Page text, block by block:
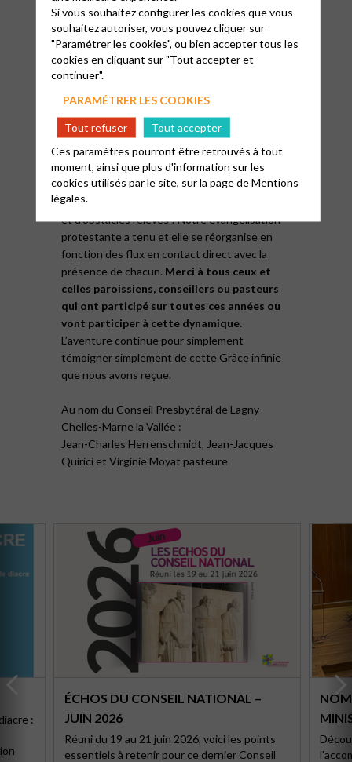
cultes existants) en s’axant surla Formation
Interreligieuse.
Cela porte aujourd’hui àl’espérance et nous
confronte à un défi social qui peut toucher toute
personne (santé, vie de l’entreprise, emploi,
perte de repère…). Nos lieux doivent être
susceptibles de les accueillir pour leur
redonner du sens et pas seulement le
dimanche.
Depuis cette halte de nos deux péniches à
Lagny et à Chelles,
et d’obstacles relevés ! Notre évangélisation
protestante a tenu et elle se réorganise en
fonction des flux en contact direct avec la
présence de chacun. Merci à tous ceux et
celles paroissiens, conseillers ou pasteurs
qui ont participé sur toutes ces années ou
vont participer à cette dynamique.
L’aventure continue pour simplement
témoigner simplement de cette Grâce infinie
que nous avons reçue.
Au nom du Conseil Presbytéral de Lagny-
Chelles-Marne la Vallée :
Jean-Charles Herrenschmidt, Jean-Jacques
Quirici et Virginie Moyat pasteure
:
ÉCHOS DU CONSEIL NATIONAL –
JUIN 2026
Réuni du 19 au 21 juin 2026, voici les points
essentiels à retenir pour ce dernier Conseil
Si vous souhaitez configurer les cookies que vous
souhaitez autoriser, vous pouvez cliquer sur
"Paramétrer les cookies", ou bien accepter tous les
cookies en cliquant sur "Tout accepter et
continuer".
PARAMÉTRER LES COOKIES
Tout refuser
Tout accepter
Ces paramètres pourront être retrouvés à tout
moment, ainsi que plus d'information sur les
cookies utilisés par le site, sur la page deMentions
légales.